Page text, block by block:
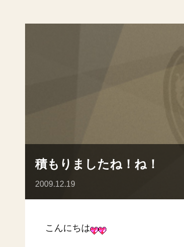
積もりましたね！ね！
2009.12.19
こんにちは